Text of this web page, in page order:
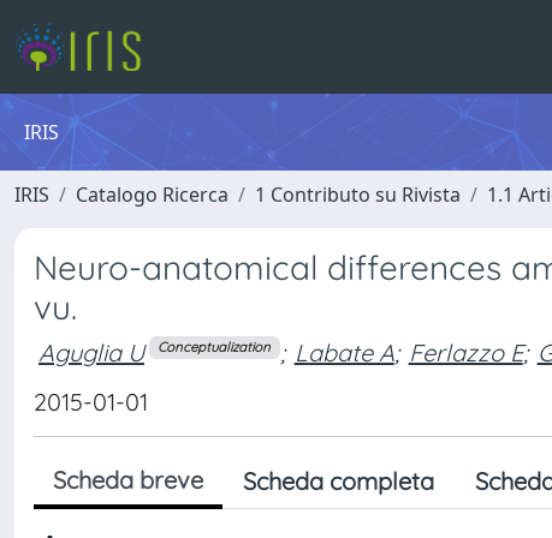
IRIS
IRIS Catalogo Ricerca 1 Contributo su Rivista 1.1
Neuro-anatomical differences
vu.
Aguglia U Conceptualization ; Labate A; Ferlazzo E;
2015-01-01
Scheda breve Scheda completa